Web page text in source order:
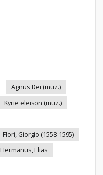
Agnus Dei (muz.)
Kyrie eleison (muz.)
Flori, Giorgio (1558-1595)
Hermanus, Elias